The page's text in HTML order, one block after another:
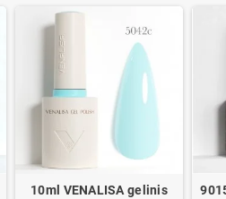
10ml VENALISA gelinis